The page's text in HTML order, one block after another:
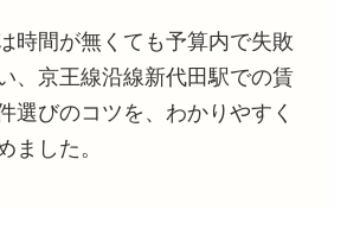
時間が無くても予算内で失敗
、京王線沿線新代田駅での賃
選びのコツを、わかりやすく
ました。